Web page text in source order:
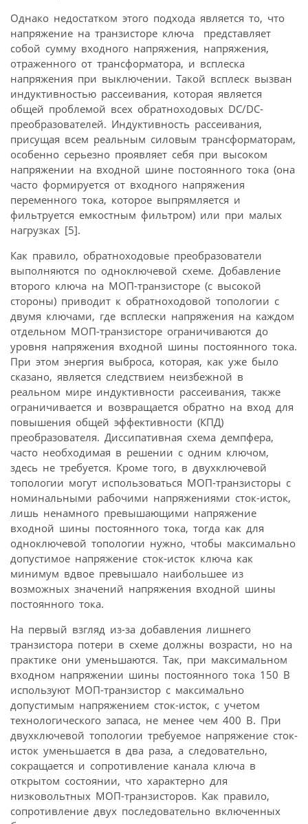
Однако недостатком этого подхода является то, что
напряжение на транзисторе ключа представляет
собой сумму входного напряжения, напряжения,
отраженного от трансформатора, и всплеска
напряжения при выключении. Такой всплеск вызван
индуктивностью рассеивания, которая является
общей проблемой всех обратноходовых DC/DC-
преобразователей. Индуктивность рассеивания,
присущая всем реальным силовым трансформаторам,
особенно серьезно проявляет себя при высоком
напряжении на входной шине постоянного тока (она
часто формируется от входного напряжения
переменного тока, которое выпрямляется и
фильтруется емкостным фильтром) или при малых
нагрузках [5].
Как правило, обратноходовые преобразователи
выполняются по одноключевой схеме. Добавление
второго ключа на МОП-транзисторе (с высокой
стороны) приводит к обратноходовой топологии с
двумя ключами, где всплески напряжения на каждом
отдельном МОП-транзисторе ограничиваются до
уровня напряжения входной шины постоянного тока.
При этом энергия выброса, которая, как уже было
сказано, является следствием неизбежной в
реальном мире индуктивности рассеивания, также
ограничивается и возвращается обратно на вход для
повышения общей эффективности (КПД)
преобразователя. Диссипативная схема демпфера,
часто необходимая в решении с одним ключом,
здесь не требуется. Кроме того, в двухключевой
топологии могут использоваться МОП-транзисторы с
номинальными рабочими напряжениями сток-исток,
лишь ненамного превышающими напряжение
входной шины постоянного тока, тогда как для
одноключевой топологии нужно, чтобы максимально
допустимое напряжение сток-исток ключа как
минимум вдвое превышало наибольшее из
возможных значений напряжения входной шины
постоянного тока.
На первый взгляд из-за добавления лишнего
транзистора потери в схеме должны возрасти, но на
практике они уменьшаются. Так, при максимальном
входном напряжении шины постоянного тока 150 В
используют МОП-транзистор с максимально
допустимым напряжением сток-исток, с учетом
технологического запаса, не менее чем 400 В. При
двухключевой топологии требуемое напряжение сток-
исток уменьшается в два раза, а следовательно,
сокращается и сопротивление канала ключа в
открытом состоянии, что характерно для
низковольтных МОП-транзисторов. Как правило,
сопротивление двух последовательно включенных